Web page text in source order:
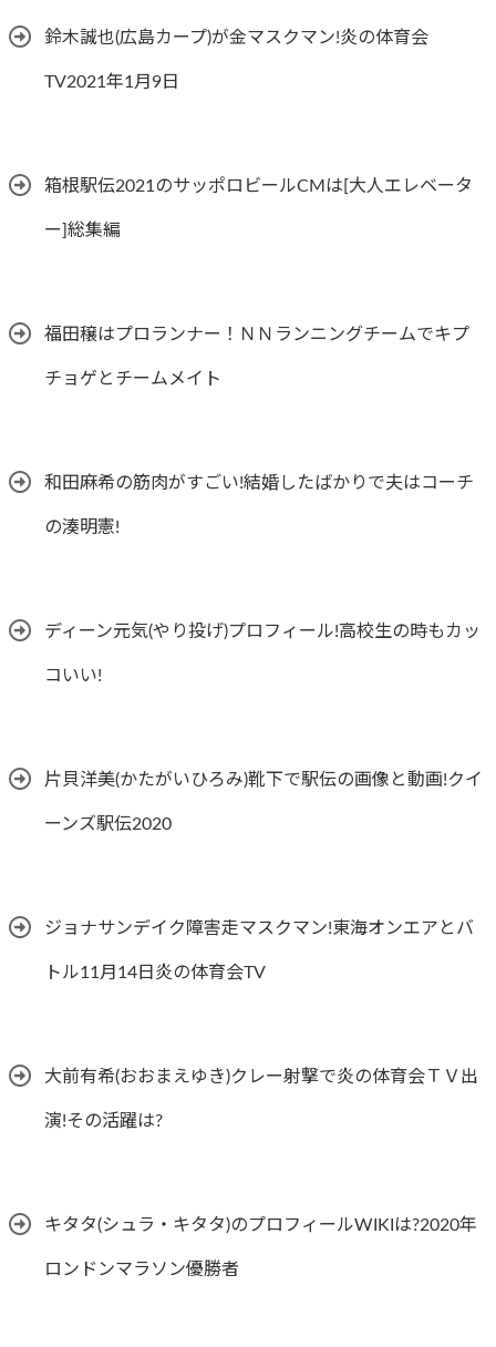
鈴木誠也(広島カープ)が金マスクマン!炎の体育会
TV2021年1月9日
箱根駅伝2021のサッポロビールCMは[大人エレベータ
ー]総集編
福田穣はプロランナー！ＮＮランニングチームでキプ
チョゲとチームメイト
和田麻希の筋肉がすごい!結婚したばかりで夫はコーチ
の湊明憲!
ディーン元気(やり投げ)プロフィール!高校生の時もカッ
コいい!
片貝洋美(かたがいひろみ)靴下で駅伝の画像と動画!クイ
ーンズ駅伝2020
ジョナサンデイク障害走マスクマン!東海オンエアとバ
トル11月14日炎の体育会TV
大前有希(おおまえゆき)クレー射撃で炎の体育会ＴＶ出
演!その活躍は?
キタタ(シュラ・キタタ)のプロフィールWIKIは?2020年
ロンドンマラソン優勝者